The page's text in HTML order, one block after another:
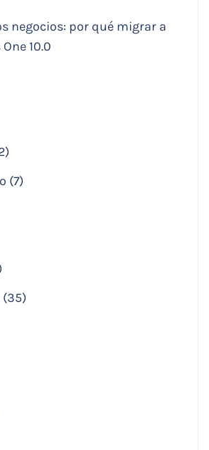
negocios: por qué migrar a
10.0
(7)